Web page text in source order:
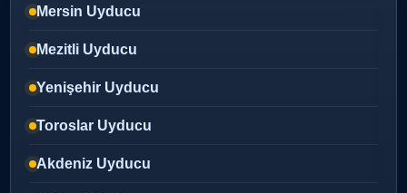
Mersin Uyducu
Mezitli Uyducu
Yenişehir Uyducu
Toroslar Uyducu
Akdeniz Uyducu